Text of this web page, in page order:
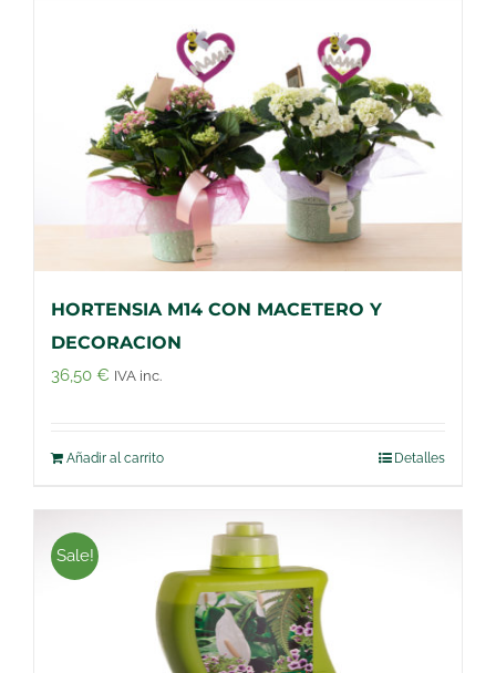
HORTENSIA M14 CON MACETERO Y
DECORACION
36,50 € IVA inc.
Añadir al carrito Detalles
Sale!